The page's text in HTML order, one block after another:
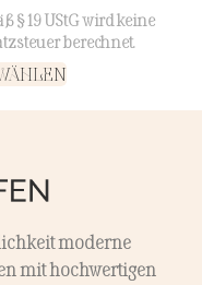
§ 19 UStG wird keine
berechnet.
moderne
mit hochwertigen